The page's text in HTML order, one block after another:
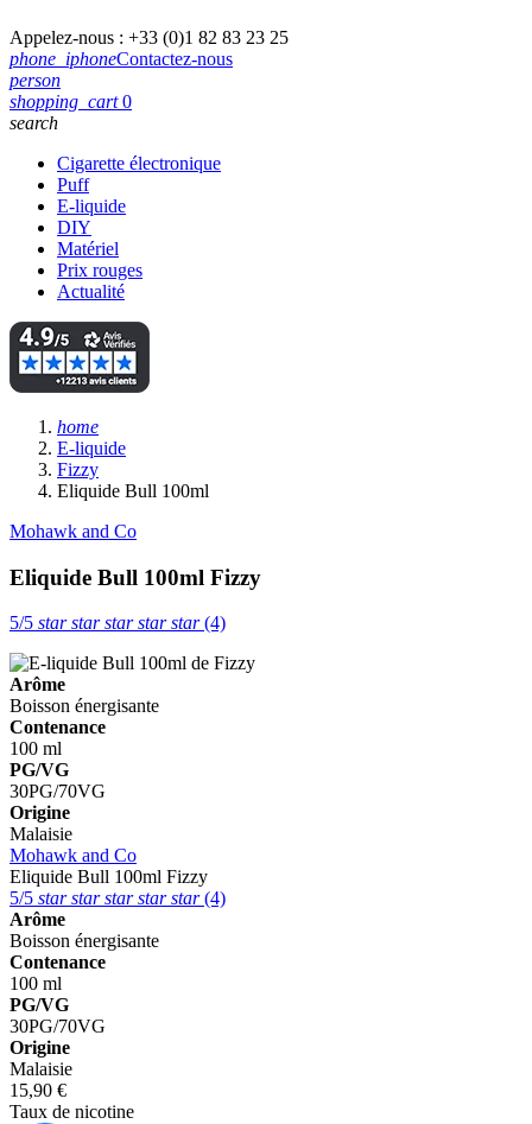
Appelez-nous : +33 (0)1 82 83 23 25
phone_iphoneContactez-nous
person
shopping_cart 0
search
Cigarette électronique
Puff
E-liquide
DIY
Matériel
Prix rouges
Actualité
home
E-liquide
Fizzy
Eliquide Bull 100ml
Mohawk and Co
Eliquide Bull 100ml Fizzy
5/5 starstarstarstarstar(4)
Arôme
Boisson énergisante
Contenance
100 ml
PG/VG
30PG/70VG
Origine
Malaisie
Mohawk and Co
Eliquide Bull 100ml Fizzy
5/5 starstarstarstarstar(4)
Arôme
Boisson énergisante
Contenance
100 ml
PG/VG
30PG/70VG
Origine
Malaisie
15,90 €
Taux de nicotine